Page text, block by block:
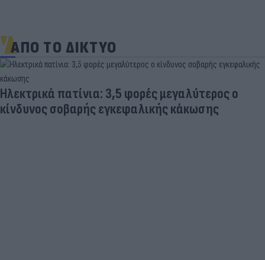
ΑΠΟ ΤΟ ΔΙΚΤΥΟ
Ηλεκτρικά πατίνια: 3,5 φορές μεγαλύτερος ο
κίνδυνος σοβαρής εγκεφαλικής κάκωσης